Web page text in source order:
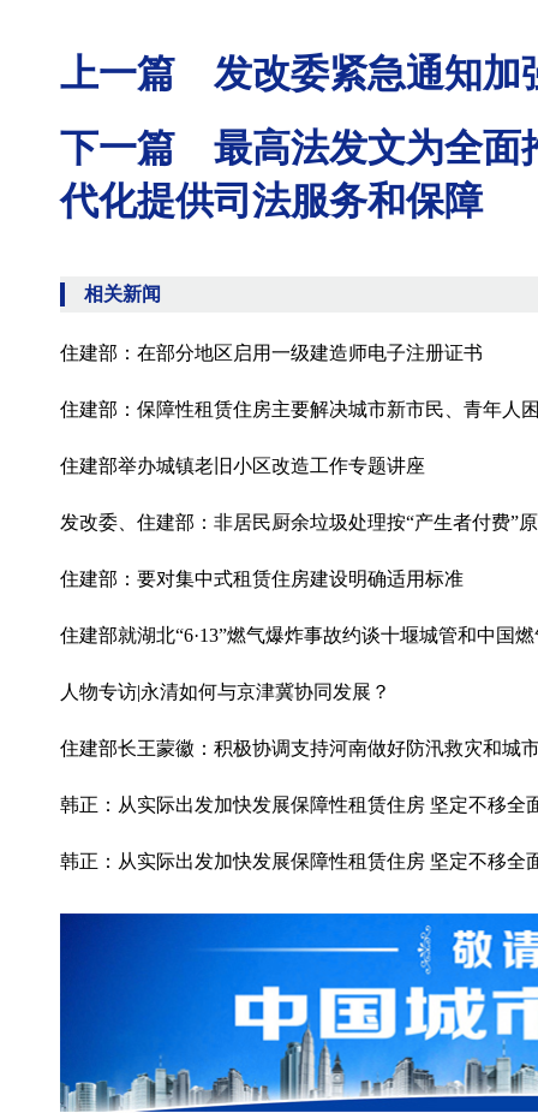
上一篇 发改委紧急通知加
下一篇 最高法发文为全面
代化提供司法服务和保障
相关新闻
住建部：在部分地区启用一级建造师电子注册证书
住建部：保障性租赁住房主要解决城市新市民、青年人
住建部举办城镇老旧小区改造工作专题讲座
发改委、住建部：非居民厨余垃圾处理按“产生者付费”
住建部：要对集中式租赁住房建设明确适用标准
住建部就湖北“6·13”燃气爆炸事故约谈十堰城管和中国
人物专访|永清如何与京津冀协同发展？
住建部长王蒙徽：积极协调支持河南做好防汛救灾和城
韩正：从实际出发加快发展保障性租赁住房 坚定不移全
韩正：从实际出发加快发展保障性租赁住房 坚定不移全